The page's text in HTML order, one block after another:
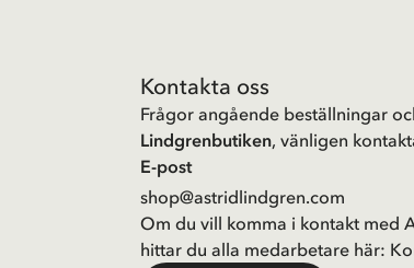
Kontakta oss
Frågor angående beställningar
Lindgrenbutiken, vänligen
E-post
shop@astridlindgren.com
Om du vill komma i kontakt med
hittar du alla medarbetare här: